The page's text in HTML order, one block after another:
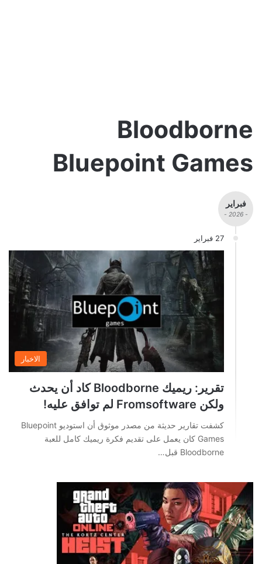
Bloodborne
Bluepoint Games
فبراير
- 2026 -
27 فبراير
الاخبار
تقرير: ريميك Bloodborne كاد أن يحدث
ولكن Fromsoftware لم توافق عليه!
كشفت تقارير حديثة من مصدر موثوق أن استوديو Bluepoint
Games كان يعمل على تقديم فكرة ريميك كامل للعبة
Bloodborne قبل…